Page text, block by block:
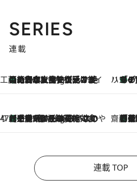
SERIES
連載
工藤まやのおもてなしハワイ
11 Hours Ago
【ハワイ土産】ローカルの絶大な支持で復活！ 絶品の幻クッキー《元ファンの日本人女性が受け継いだ名店》 ハワイ賢者 リサのお気に入りリスト
あの伝説の限定
47都道府県の手みやげ ひんやりスイーツで夏を満喫
11 Hours Ago
【三重県】この夏絶対食べたい 冷やしておいしいおやつ3選 お餅×アイスの新感覚スイーツ 齋藤「荷物が増えるほど旅ストレスは増す」美容ジャーナリストがたどり着いた最終結
連載 TOP